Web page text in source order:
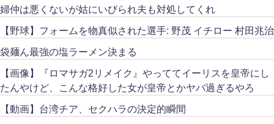
婦仲は悪くないが姑にいびられ夫も対処してくれ
【野球】フォームを物真似された選手: 野茂 イチロー 村田兆治
袋麺ん最強の塩ラーメン決まる
【画像】『ロマサガ2リメイク』やっててイーリスを皇帝にし
たんやけど、こんな格好した女が皇帝とかヤバ過ぎるやろ
【動画】台湾チア、セクハラの決定的瞬間